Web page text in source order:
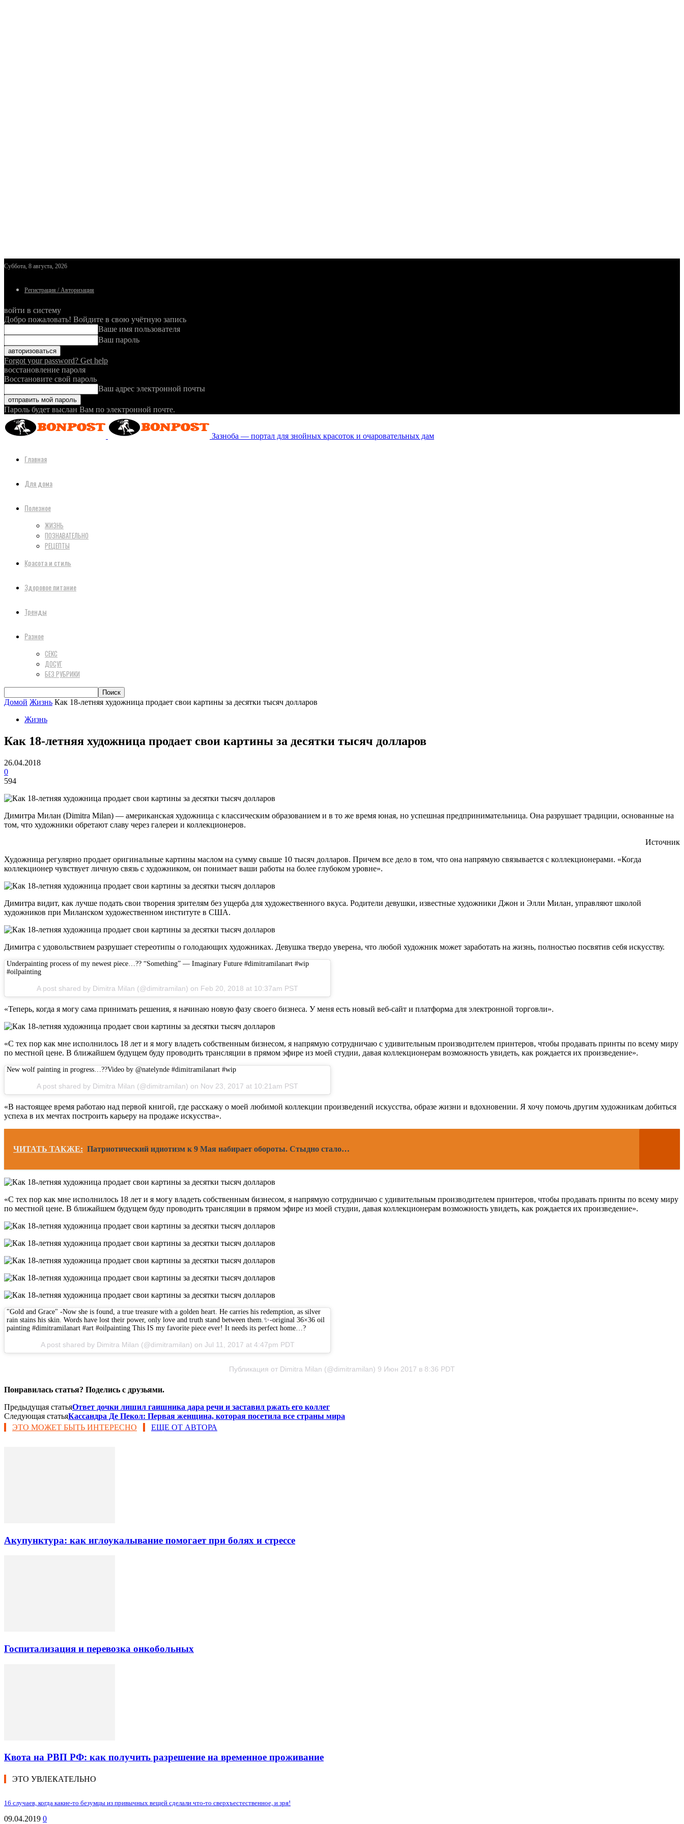
Суббота, 8 августа, 2026
Регистрация / Авторизация
войти в систему
Добро пожаловать! Войдите в свою учётную запись
Ваше имя пользователя
Ваш пароль
Forgot your password? Get help
восстановление пароля
Восстановите свой пароль
Ваш адрес электронной почты
Пароль будет выслан Вам по электронной почте.
Зазноба — портал для знойных красоток и очаровательных дам
Главная
Для дома
Полезное
ЖИЗНЬ
ПОЗНАВАТЕЛЬНО
РЕЦЕПТЫ
Красота и стиль
Здоровое питание
Тренды
Разное
СЕКС
ДОСУГ
БЕЗ РУБРИКИ
Домой Жизнь Как 18-летняя художница продает свои картины за десятки тысяч долларов
Жизнь
Как 18-летняя художница продает свои картины за десятки тысяч долларов
26.04.2018
0
594
Димитра Милан (Dimitra Milan) — американская художница с классическим образованием и в то же время юная, но успешная предпринимательница. Она разрушает традиции, основанные на
том, что художники обретают славу через галереи и коллекционеров.
Источник
Художница регулярно продает оригинальные картины маслом на сумму свыше 10 тысяч долларов. Причем все дело в том, что она напрямую связывается с коллекционерами. «Когда
коллекционер чувствует личную связь с художником, он понимает ваши работы на более глубоком уровне».
Димитра видит, как лучше подать свои творения зрителям без ущерба для художественного вкуса. Родители девушки, известные художники Джон и Элли Милан, управляют школой
художников при Миланском художественном институте в США.
Димитра с удовольствием разрушает стереотипы о голодающих художниках. Девушка твердо уверена, что любой художник может заработать на жизнь, полностью посвятив себя искусству.
Underpainting process of my newest piece…?? “Something” — Imaginary Future #dimitramilanart #wip
#oilpainting
A post shared by Dimitra Milan (@dimitramilan) on Feb 20, 2018 at 10:37am PST
«Теперь, когда я могу сама принимать решения, я начинаю новую фазу своего бизнеса. У меня есть новый веб-сайт и платформа для электронной торговли».
«С тех пор как мне исполнилось 18 лет и я могу владеть собственным бизнесом, я напрямую сотрудничаю с удивительным производителем принтеров, чтобы продавать принты по всему миру
по местной цене. В ближайшем будущем буду проводить трансляции в прямом эфире из моей студии, давая коллекционерам возможность увидеть, как рождается их произведение».
New wolf painting in progress…??Video by @natelynde #dimitramilanart #wip
A post shared by Dimitra Milan (@dimitramilan) on Nov 23, 2017 at 10:21am PST
«В настоящее время работаю над первой книгой, где расскажу о моей любимой коллекции произведений искусства, образе жизни и вдохновении. Я хочу помочь другим художникам добиться
успеха в их мечтах построить карьеру на продаже искусства».
ЧИТАТЬ ТАКЖЕ: Патриотический идиотизм к 9 Мая набирает обороты. Стыдно стало…
«С тех пор как мне исполнилось 18 лет и я могу владеть собственным бизнесом, я напрямую сотрудничаю с удивительным производителем принтеров, чтобы продавать принты по всему миру
по местной цене. В ближайшем будущем буду проводить трансляции в прямом эфире из моей студии, давая коллекционерам возможность увидеть, как рождается их произведение».
"Gold and Grace" -Now she is found, a true treasure with a golden heart. He carries his redemption, as silver
rain stains his skin. Words have lost their power, only love and truth stand between them.✨-original 36×36 oil
painting #dimitramilanart #art #oilpainting This IS my favorite piece ever! It needs its perfect home…?
A post shared by Dimitra Milan (@dimitramilan) on Jul 11, 2017 at 4:47pm PDT
Публикация от Dimitra Milan (@dimitramilan) 9 Июн 2017 в 8:36 PDT
Понравилась статья? Поделись с друзьями.
Предыдущая статьяОтвет дочки лишил гаишника дара речи и заставил ржать его коллег
Следующая статьяКассандра Де Пекол: Первая женщина, которая посетила все страны мира
ЭТО МОЖЕТ БЫТЬ ИНТЕРЕСНО
ЕЩЕ ОТ АВТОРА
Акупунктура: как иглоукалывание помогает при болях и стрессе
Госпитализация и перевозка онкобольных
Квота на РВП РФ: как получить разрешение на временное проживание
ЭТО УВЛЕКАТЕЛЬНО
16 случаев, когда какие-то безумцы из привычных вещей сделали что-то сверхъестественное, и зря!
09.04.2019 0